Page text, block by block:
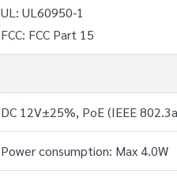
UL: UL60950-1
FCC: FCC Part 15
DC 12V±25%, PoE (IEEE
Power consumption: Max 4.0W